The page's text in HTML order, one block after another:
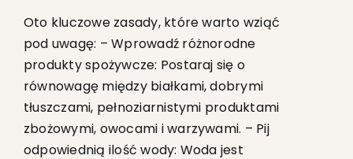
Oto kluczowe zasady, które warto wziąć
pod uwagę: – Wprowadź różnorodne
produkty spożywcze: Postaraj się o
równowagę między białkami, dobrymi
tłuszczami, pełnoziarnistymi produktami
zbożowymi, owocami i warzywami. – Pij
odpowiednią ilość wody: Woda jest